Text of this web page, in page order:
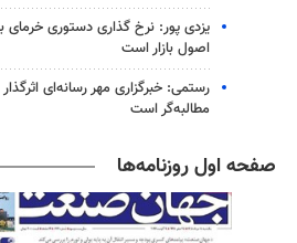
یزدی پور: نرخ‌ گذاری دستوری خرمای
اصول بازار است
رستمی: خبرگزاری مهر رسانه‌ای
مطالبه‌گر است
صفحه اول روزنامه‌ها